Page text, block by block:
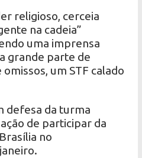
religioso, cerceia
na cadeia”
uma imprensa
grande parte de
um STF calado
defesa da turma
de participar da
no